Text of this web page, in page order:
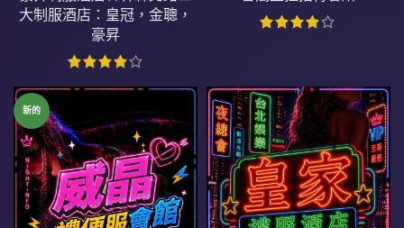
大制服酒店：皇冠，金聰，
豪昇
新的